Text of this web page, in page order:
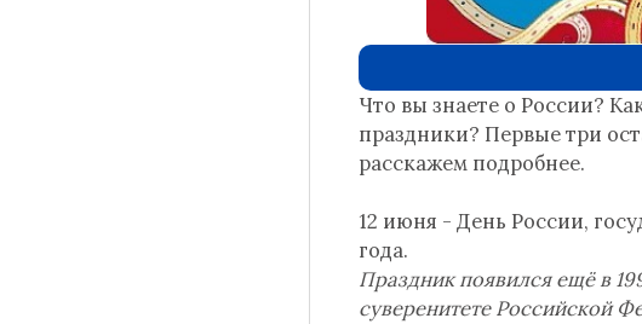
Что вы знаете о России?
праздники? Первые три
расскажем подробнее.
12 июня - День России,
года.
Праздник появился ещё в
суверенитете Российской